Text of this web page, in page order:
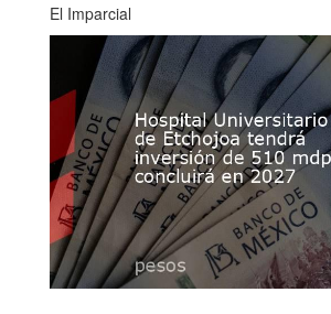
El Imparcial